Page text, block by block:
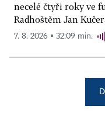
necelé čtyři roky ve
Radhoštěm Jan
7. 8. 2026 ▪ 32:09 min.